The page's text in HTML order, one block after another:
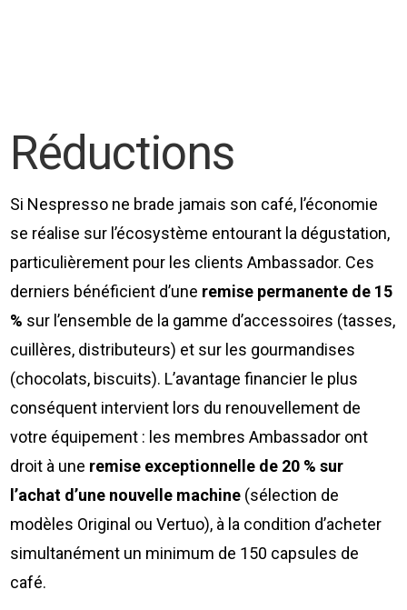
Réductions
Si Nespresso ne brade jamais son café, l’économie
se réalise sur l’écosystème entourant la dégustation,
particulièrement pour les clients Ambassador. Ces
derniers bénéficient d’une remise permanente de 15
% sur l’ensemble de la gamme d’accessoires (tasses,
cuillères, distributeurs) et sur les gourmandises
(chocolats, biscuits). L’avantage financier le plus
conséquent intervient lors du renouvellement de
votre équipement : les membres Ambassador ont
droit à une remise exceptionnelle de 20 % sur
l’achat d’une nouvelle machine (sélection de
modèles Original ou Vertuo), à la condition d’acheter
simultanément un minimum de 150 capsules de
café.